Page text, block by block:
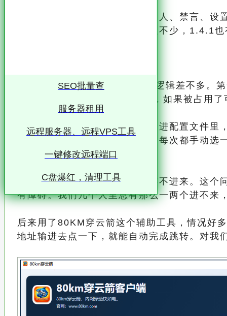
如果想要更多管理功能，比如踢人、禁言、
方开发的服务端，功能比官方强不少，1.4.1
不管用官方还是TShock，操作逻辑差不多。
步步走就行了。端口默认7777，如果被占用
一个实用的技巧是把配置参数写进配置文件
后服务器启动就直接加载，不用每次都手动选
开服之后最大的困扰就是有人连不进来。这
有障碍。我们几个人里总有那么一两个进不来
后来用了80KM穿云箭这个辅助工具，情况好
地址输进去点一下，就能自动完成跳转。对我
SEO批量查
服务器租用
远程服务器、远程VPS工具
一键修改远程端口
C盘爆红，清理工具